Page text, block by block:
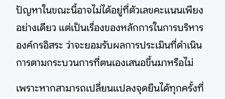
ปัญหาในขณะนี้อาจไม่ได้อยู่ที่ตัวเลขคะแนนเพียง
อย่างเดียว แต่เป็นเรื่องของหลักการในการบริหาร
องค์กรอิสระ ว่าจะยอมรับผลการประเมินที่ดำเนิน
การตามกระบวนการที่ตนเองเสนอขึ้นมาหรือไม่
เพราะหากสามารถเปลี่ยนแปลงจุดยืนได้ทุกครั้งที่